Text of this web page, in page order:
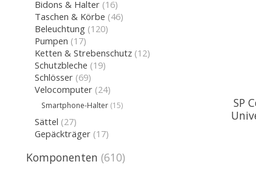
Bidons & Halter (16)
Taschen & Körbe (46)
Beleuchtung (120)
Pumpen (17)
Ketten & Strebenschutz (12)
Schutzbleche (19)
Schlösser (69)
Velocomputer (24)
Smartphone-Halter (15)
Sättel (27)
Gepäckträger (17)
Komponenten (610)
SP